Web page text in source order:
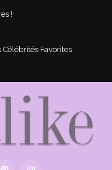
!
Célébrités Favorites